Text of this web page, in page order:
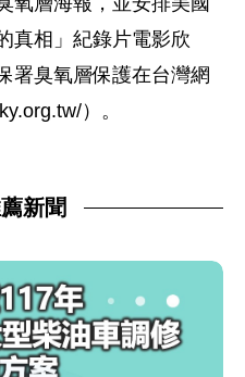
真相」紀錄片電影欣
署臭氧層保護在台灣網
）。
新聞